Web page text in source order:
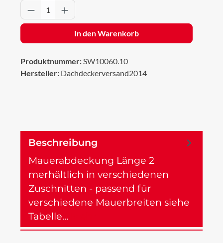
Produkt Anzahl: Gib den gewünschten
In den Warenkorb
Produktnummer:SW10060.10
Hersteller: Dachdeckerversand2014
Beschreibung
Mauerabdeckung Länge 2
merhältlich in verschiedenen
Zuschnitten - passend für
verschiedene Mauerbreiten siehe
Tabelle…